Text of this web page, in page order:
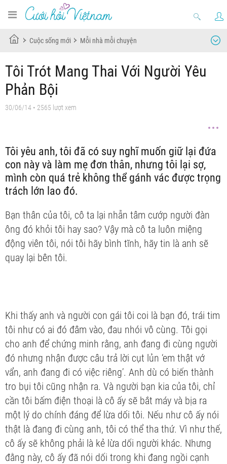
Cuộc sống mới Mỗi nhà mỗi chuyện
Tôi Trót Mang Thai Với Người Yêu
Phản Bội
30/06/14 • 2565 lượt xem
Tôi yêu anh, tôi đã có suy nghĩ muốn giữ lại đứa
con này và làm mẹ đơn thân, nhưng tôi lại sợ,
mình còn quá trẻ không thể gánh vác được trọng
trách lớn lao đó.
Bạn thân của tôi, cô ta lại nhẫn tâm cướp người đàn
ông đó khỏi tôi hay sao? Vậy mà cô ta luôn miệng
động viên tôi, nói tôi hãy bình tĩnh, hãy tin là anh sẽ
quay lại bên tôi.
Khi thấy anh và người con gái tôi coi là bạn đó, trái tim
tôi như có ai đó đâm vào, đau nhói vô cùng. Tôi gọi
cho anh để chứng minh rằng, anh đang đi cùng người
đó nhưng nhận được câu trả lời cụt lủn ‘em thật vớ
vẩn, anh đang đi có việc riêng’. Anh dù có biến thành
tro bụi tôi cũng nhận ra. Và người bạn kia của tôi, chỉ
cần tôi bấm điện thoại là cô ấy sẽ bắt máy và bịa ra
một lý do chính đáng để lừa dối tôi. Nếu như cô ấy nói
thật là đang đi cùng anh, tôi có thể tha thứ. Vì như thế,
cô ấy sẽ không phải là kẻ lừa dối người khác. Nhưng
đằng này, cô ấy đã nói dối trong khi đang ngồi cạnh